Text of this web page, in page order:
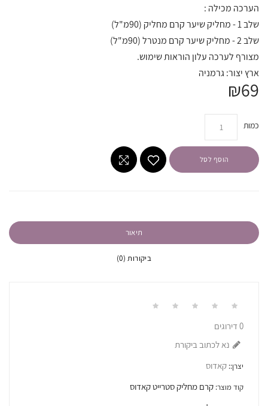
הערכה מכילה :
שלב 1 - מחליק שיער קרם מחליק (90מ"ל)
שלב 2 - מחליק שיער קרם מנטרל (90מ"ל)
מצורף לערכה עלון הוראות שימוש.
ארץ יצור: גרמניה
₪69
כמות
הוסף לסל
תיאור
ביקורות (0)
0 דירוגים
נא לכתוב ביקורת
יצרן:: קאדוס
קוד מוצר: קרם מחליק סטרייט קאדוס